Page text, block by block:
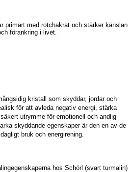
primärt med rotchakrat och stärker känslan
förankring i livet.
kristall som skyddar, jordar och
för att avleda negativ energi, stärka
utrymme för emotionell och andlig
skyddande egenskaper är den en av de
bruk och energirening.
hos Schörl (svart turmalin)